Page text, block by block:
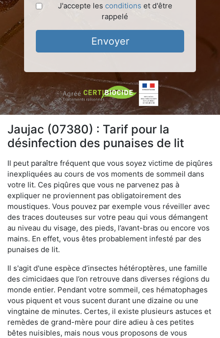
J'accepte les conditions et d'être
rappelé
Envoyer
Jaujac (07380) : Tarif pour la
désinfection des punaises de lit
Il peut paraître fréquent que vous soyez victime de piqûres
inexpliquées au cours de vos moments de sommeil dans
votre lit. Ces piqûres que vous ne parvenez pas à
expliquer ne proviennent pas obligatoirement des
moustiques. Vous pouvez par exemple vous réveiller avec
des traces douteuses sur votre peau qui vous démangent
au niveau du visage, des pieds, l’avant-bras ou encore vos
mains. En effet, vous êtes probablement infesté par des
punaises de lit.
Il s'agit d'une espèce d’insectes hétéroptères, une famille
des cimicidaes que l’on retrouve dans diverses régions du
monde entier. Pendant votre sommeil, ces hématophages
vous piquent et vous sucent durant une dizaine ou une
vingtaine de minutes. Certes, il existe plusieurs astuces et
remèdes de grand-mère pour dire adieu à ces petites
bêtes nuisibles, mais nous vous proposons de vous